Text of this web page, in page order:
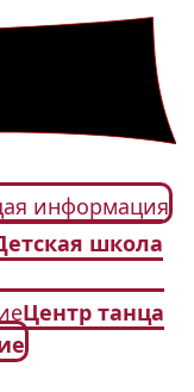
информация
школа
Центр танца